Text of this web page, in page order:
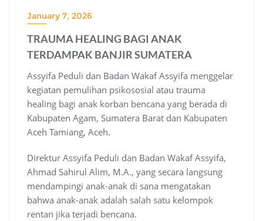
January 7, 2026
TRAUMA HEALING BAGI ANAK
TERDAMPAK BANJIR SUMATERA
Assyifa Peduli dan Badan Wakaf Assyifa menggelar
kegiatan pemulihan psikososial atau trauma
healing bagi anak korban bencana yang berada di
Kabupaten Agam, Sumatera Barat dan Kabupaten
Aceh Tamiang, Aceh.
Direktur Assyifa Peduli dan Badan Wakaf Assyifa,
Ahmad Sahirul Alim, M.A., yang secara langsung
mendampingi anak-anak di sana mengatakan
bahwa anak-anak adalah salah satu kelompok
rentan jika terjadi bencana.